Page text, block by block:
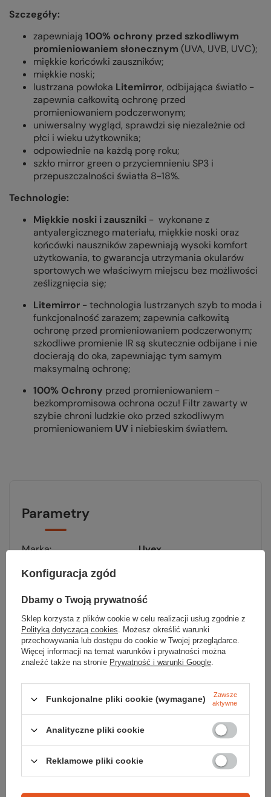
Szczegóły:
zapewniają 100% ochrony przed szkodliwym
promieniowaniem słonecznym (UVA, UVB, UVC);
miękkie końcówki zauszników;
miękkie noski;
lustrzana powłoka Litemirror, odbijająca światło -
zapewnia całkowitą ochronę przed
promieniowaniem podczerwonym;
uniwersalny wygląd, sprawdzi się niezależnie od
płci i wieku użytkownika;
odpowiednie na każdą porę roku;
szkło mirror green o przyciemnieniu SP3 i
przepuszczalności światła 8-18%.
Technologie:
Miękkie noski i zauszniki - wykonane z
antyalergicznego materiału, miękkie noski oraz
końcówki nauszników zapewniają wysoki komfort
użytkowania, to gwarancja utrzymania okularów
sportowych we właściwym miejscu bez możliwości
ześlizgnięcia się;
Litemirror - technologia lustrzanych szyb to moda i
funkcjonalność zarazem; zapewnia całkowitą
ochronę przed promieniowaniem podczerwonym;
szkodliwe promienie IR są skutecznie odbijane i nie
docierają do oka, zapewniając tym samym
maksymalną ochronę;
100% Ochrony przed promieniowaniem -
bezkompromisowa ochrona oczu! Filtr zawarty w
szybie chroni ludzkie oko przed szkodliwym
promieniowaniem UV i niebieskim światłem.
Parametry
Marka Uvex
Filtr UV
Osłony boczne
nie
Antifog
nie
Fotochrom
nie
Kolor
grey mat
Możliwość użycia
nie
Stopień przyciemnienia
3
Konfiguracja zgód
Dbamy o Twoją prywatność
Sklep korzysta z plików cookie w celu realizacji usług zgodnie z
Polityką dotyczącą cookies. Możesz określić warunki
przechowywania lub dostępu do cookie w Twojej przeglądarce.
Więcej informacji na temat warunków i prywatności można
znaleźć także na stronie Prywatność i warunki Google.
Funkcjonalne pliki cookie (wymagane)
Zawsze
aktywne
Analityczne pliki cookie
Reklamowe pliki cookie